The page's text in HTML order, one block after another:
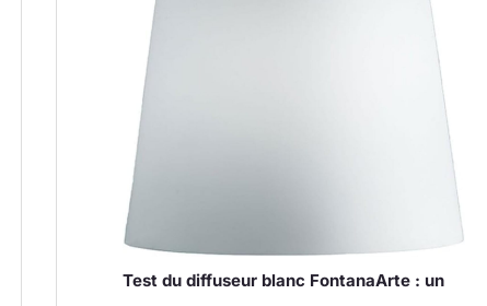
Test du diffuseur blanc FontanaArte : un